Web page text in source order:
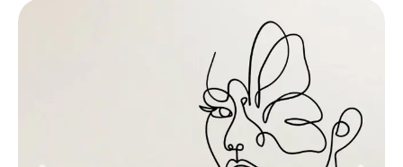
Di